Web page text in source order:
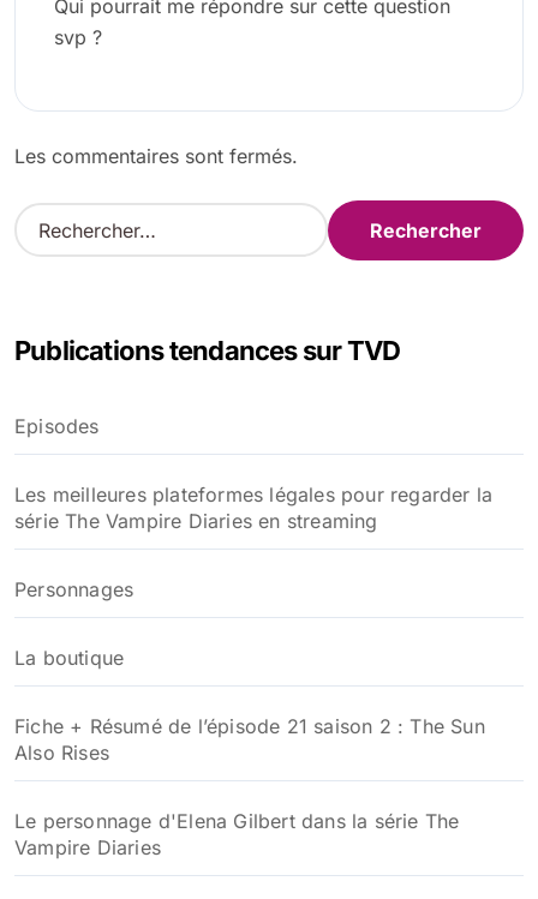
Qui pourrait me répondre sur cette question
svp ?
Les commentaires sont fermés.
R
e
r
e
r
:
Publications tendances sur TVD
Episodes
Les meilleures plateformes légales pour regarder la
série The Vampire Diaries en streaming
Personnages
La boutique
Fiche + Résumé de l’épisode 21 saison 2 : The Sun
Also Rises
Le personnage d'Elena Gilbert dans la série The
Vampire Diaries